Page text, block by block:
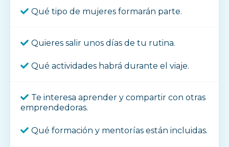
Qué tipo de mujeres formarán parte.
Quieres salir unos días de tu rutina.
Qué actividades habrá durante el viaje.
Te interesa aprender y compartir con otras
emprendedoras.
Qué formación y mentorías están incluidas.